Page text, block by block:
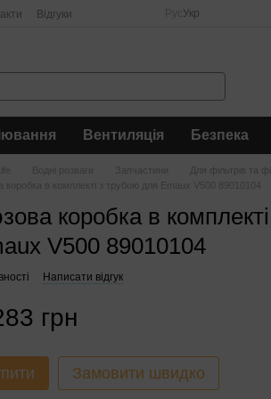
Відгуки Укр
Вентиляція Безпека
Водні розваги Запчастини
Для фільтрів та
коробка в комплекті з трубою для Emaux V500 89010104
коробка в
V500 89010104
Написати відгук
грн
Замовити швидко